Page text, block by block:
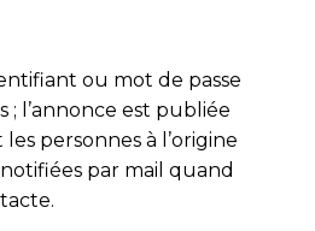
ou mot de passe
; l’annonce est publiée
personnes à l’origine
par mail quand